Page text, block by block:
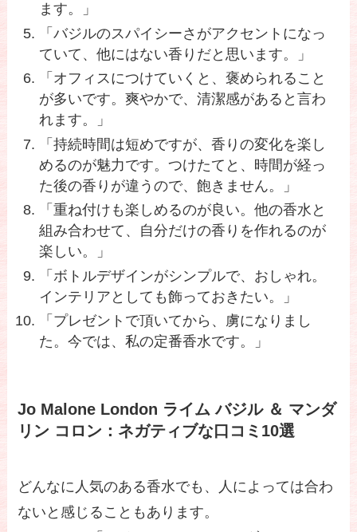
ます。」
「バジルのスパイシーさがアクセントになっ
ていて、他にはない香りだと思います。」
「オフィスにつけていくと、褒められること
が多いです。爽やかで、清潔感があると言わ
れます。」
「持続時間は短めですが、香りの変化を楽し
めるのが魅力です。つけたてと、時間が経っ
た後の香りが違うので、飽きません。」
「重ね付けも楽しめるのが良い。他の香水と
組み合わせて、自分だけの香りを作れるのが
楽しい。」
「ボトルデザインがシンプルで、おしゃれ。
インテリアとしても飾っておきたい。」
「プレゼントで頂いてから、虜になりまし
た。今では、私の定番香水です。」
Jo Malone London ライム バジル ＆ マンダ
リン コロン：ネガティブな口コミ10選
どんなに人気のある香水でも、人によっては合わ
ないと感じることもあります。